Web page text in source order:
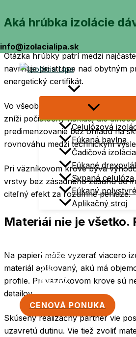
info@izolacialipa.sk
Celulózová
Fúkaná bavlna
Čadičová izolácia
Fúkané
Sypaná celulóza
Fúkaný
Aplikačný stroj
Pre firmy
Vedeli ste, že?
Realizácie
Blog
Kontakt
CENOVÁ PONUKA
Aká hrúbka izolácie
Otázka hrúbky patrí medzi
navrhuje pri strope nad obytným
energetický certifikát.
Vo všeobecnosti platí, že pri
zníži počiatočný náklad, ale
predimenzovanie bez ohľadu na
rovnováhu medzi technickým
Pri väzníkovom krove býva
vrstvy bez zásadného zásahu do
citeľný efekt za rozumné peniaze.
Materiál nie je všetko.
Na papieri môže vyzerať viacero
materiál aplikovaný, akú má
profile. Pri väzníkovom krove sú
detailov.
Skúsený realizačný partner vie
uzavretú dutinu. Vie tiež zvoliť